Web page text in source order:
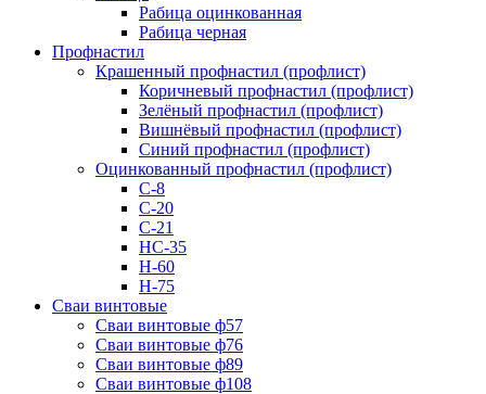
Рабица оцинкованная
Рабица черная
Профнастил
Крашенный профнастил (профлист)
Коричневый профнастил (профлист)
Зелёный профнастил (профлист)
Вишнёвый профнастил (профлист)
Синий профнастил (профлист)
Оцинкованный профнастил (профлист)
С-8
С-20
С-21
НС-35
Н-60
Н-75
Сваи винтовые
Сваи винтовые ф57
Сваи винтовые ф76
Сваи винтовые ф89
Сваи винтовые ф108